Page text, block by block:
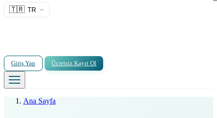
🇹🇷 TR
Giriş Yap Ücretsiz Kayıt Ol
Ana Sayfa